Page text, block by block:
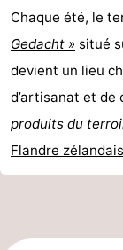
Stationnement
Adresses
Médicales
Région
Zeeland
Walcheren
Chaque été, le
Gedacht » situé
devient un lieu
d’artisanat et de
produits du
Flandre